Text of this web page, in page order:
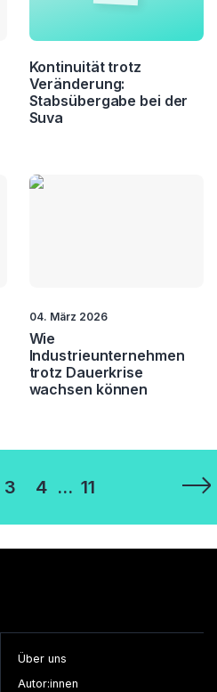
Kontinuität trotz
Veränderung:
Stabsübergabe bei der
Suva
04. März 2026
Wie
Industrieunternehmen
trotz Dauerkrise
wachsen können
3 4 … 11
Über uns
Autor:innen